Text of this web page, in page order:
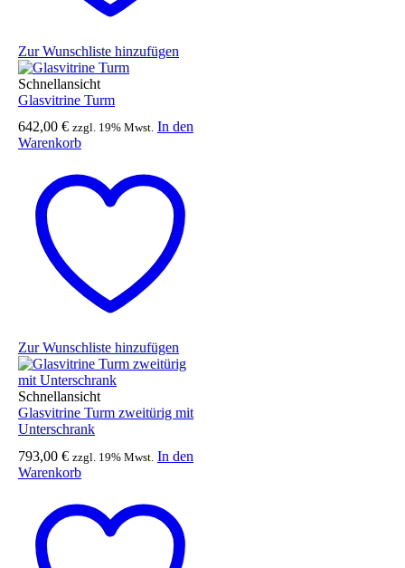
Zur Wunschliste hinzufügen
Schnellansicht
Glasvitrine Turm
642,00 € zzgl. 19% Mwst. In den
Warenkorb
Zur Wunschliste hinzufügen
Schnellansicht
Glasvitrine Turm zweitürig mit
Unterschrank
793,00 € zzgl. 19% Mwst. In den
Warenkorb